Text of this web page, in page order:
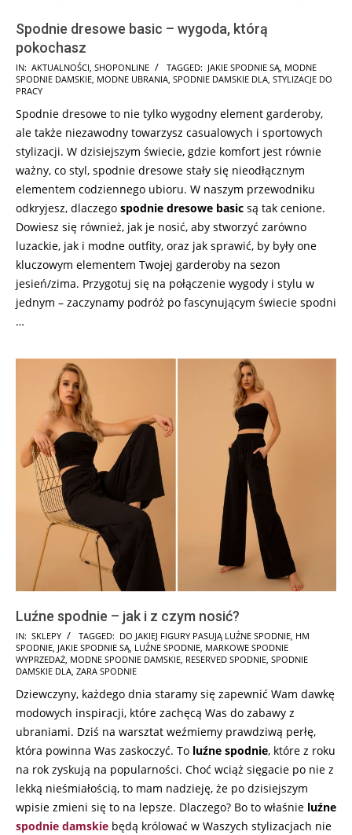
Spodnie dresowe basic – wygoda, którą
pokochasz
2025-
03-
IN: AKTUALNOŚCI, SHOPONLINE TAGGED: JAKIE SPODNIE SĄ, MODNE
SPODNIE DAMSKIE, MODNE UBRANIA, SPODNIE DAMSKIE DLA, STYLIZACJE DO
PRACY
Spodnie dresowe to nie tylko wygodny element garderoby,
ale także niezawodny towarzysz casualowych i sportowych
stylizacji. W dzisiejszym świecie, gdzie komfort jest równie
ważny, co styl, spodnie dresowe stały się nieodłącznym
elementem codziennego ubioru. W naszym przewodniku
odkryjesz, dlaczego spodnie dresowe basic są tak cenione.
Dowiesz się również, jak je nosić, aby stworzyć zarówno
luzackie, jak i modne outfity, oraz jak sprawić, by były one
kluczowym elementem Twojej garderoby na sezon
jesień/zima. Przygotuj się na połączenie wygody i stylu w
jednym – zaczynamy podróż po fascynującym świecie spodni
…
Luźne spodnie – jak i z czym nosić?
2025-
03-
09
IN: SKLEPY TAGGED: DO JAKIEJ FIGURY PASUJĄ LUŹNE SPODNIE HM
SPODNIE JAKIE SPODNIE SĄ LUŹNE SPODNIE MARKOWE SPODNIE
WYPRZEDAŻ MODNE SPODNIE DAMSKIE RESERVED SPODNIE SPODNIE
DAMSKIE DLA ZARA SPODNIE
Dziewczyny, każdego dnia staramy się zapewnić Wam dawkę
modowych inspiracji, które zachęcą Was do zabawy z
ubraniami. Dziś na warsztat weźmiemy prawdziwą perłę,
która powinna Was zaskoczyć. To luźne spodnie, które z roku
na rok zyskują na popularności. Choć wciąż sięgacie po nie z
lekką nieśmiałością, to mam nadzieję, że po dzisiejszym
wpisie zmieni się to na lepsze. Dlaczego? Bo to właśnie luźne
spodnie damskie będą królować w Waszych stylizacjach nie